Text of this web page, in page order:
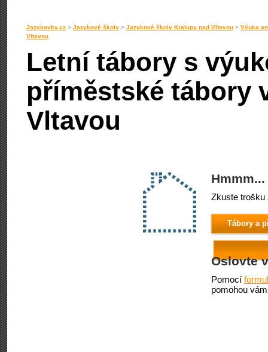
Jazykovky.cz > Jazykové školy > Jazykové školy Kralupy nad Vltavou > Výuka
Vltavou
Letní tábory s
příměstské tábory
Vltavou
Zkuste trošku
Tábory a
Oslovte
Pomocí
pomohou